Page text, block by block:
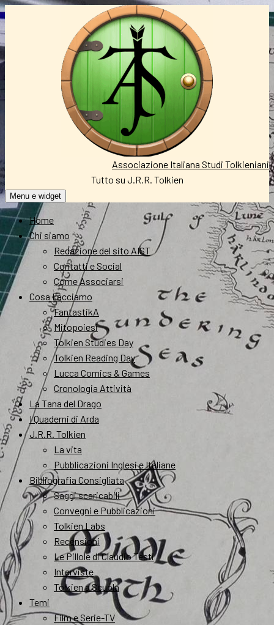
Vai
contenuto
Associazione Italiana Studi Tolkieniani
Tutto su J.R.R. Tolkien
Menu e widget
Home
Chi siamo
Redazione del sito AIST
Contatti e Social
Come Associarsi
Cosa Facciamo
FantastikA
Mitopoiesi
Tolkien Studies Day
Tolkien Reading Day
Lucca Comics & Games
Cronologia Attività
La Tana del Drago
I Quaderni di Arda
J.R.R. Tolkien
La vita
Pubblicazioni Inglesi e Italiane
Bibliografia Consigliata
Saggi scaricabili
Convegni e Pubblicazioni
Tolkien Labs
Recensioni
Le Pillole di Claudio Testi
Interviste
Tolkien a Scuola
Temi
Film e Serie-TV